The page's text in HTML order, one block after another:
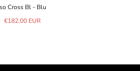
Cross Bl - Blu
Prezzo
€182,00 EUR